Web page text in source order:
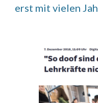
erst mit vielen